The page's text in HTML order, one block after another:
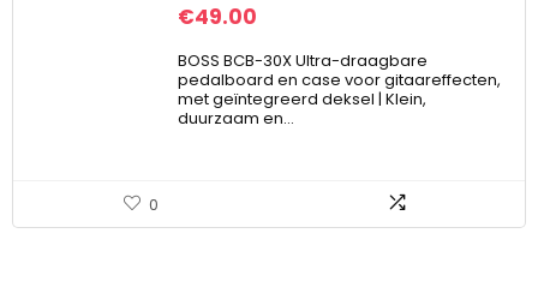
€49.00
BOSS BCB-30X Ultra-draagbare
pedalboard en case voor gitaareffecten,
met geïntegreerd deksel | Klein,
duurzaam en…
0